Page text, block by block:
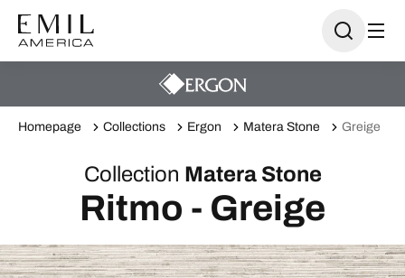
Homepage Collections Ergon Matera Stone Greige
Collection Matera Stone
Ritmo - Greige